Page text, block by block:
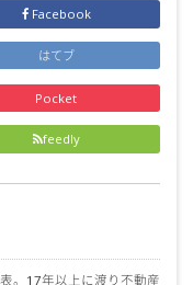
Facebook
はてブ
Pocket
feedly
。17年以上に渡り不動産